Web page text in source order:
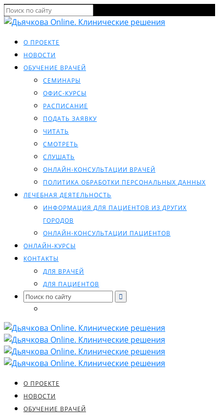
О ПРОЕКТЕ
НОВОСТИ
ОБУЧЕНИЕ ВРАЧЕЙ
СЕМИНАРЫ
ОФИС-КУРСЫ
РАСПИСАНИЕ
ПОДАТЬ ЗАЯВКУ
ЧИТАТЬ
СМОТРЕТЬ
СЛУШАТЬ
ОНЛАЙН-КОНСУЛЬТАЦИИ ВРАЧЕЙ
ПОЛИТИКА ОБРАБОТКИ ПЕРСОНАЛЬНЫХ ДАННЫХ
ЛЕЧЕБНАЯ ДЕЯТЕЛЬНОСТЬ
ИНФОРМАЦИЯ ДЛЯ ПАЦИЕНТОВ ИЗ ДРУГИХ
ГОРОДОВ
ОНЛАЙН-КОНСУЛЬТАЦИИ ПАЦИЕНТОВ
ОНЛАЙН-КУРСЫ
КОНТАКТЫ
ДЛЯ ВРАЧЕЙ
ДЛЯ ПАЦИЕНТОВ
Search
for:
О ПРОЕКТЕ
НОВОСТИ
ОБУЧЕНИЕ ВРАЧЕЙ